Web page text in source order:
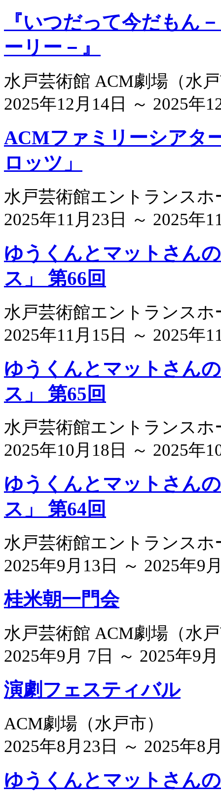
『いつだって今だもん
ーリー－』
水戸芸術館 ACM劇場 （水
2025年12月14日 ～ 2025年
ACMファミリーシアタ
ロッツ」
水戸芸術館エントランス
2025年11月23日 ～ 2025年
ゆうくんとマットさん
ス」 第66回
水戸芸術館エントランス
2025年11月15日 ～ 2025年
ゆうくんとマットさん
ス」 第65回
水戸芸術館エントランス
2025年10月18日 ～ 2025年
ゆうくんとマットさん
ス」 第64回
水戸芸術館エントランス
2025年9月13日 ～ 2025年9
桂米朝一門会
水戸芸術館 ACM劇場 （水
2025年9月 7日 ～ 2025年9
演劇フェスティバル
ACM劇場 （水戸市）
2025年8月23日 ～ 2025年8
ゆうくんとマットさん